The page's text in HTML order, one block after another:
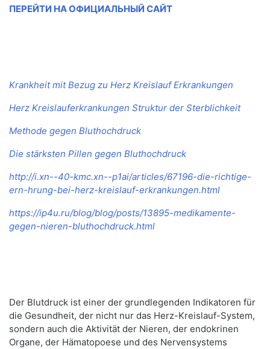
ПЕРЕЙТИ НА ОФИЦИАЛЬНЫЙ САЙТ
Krankheit mit Bezug zu Herz Kreislauf Erkrankungen
Herz Kreislauferkrankungen Struktur der Sterblichkeit
Methode gegen Bluthochdruck
Die stärksten Pillen gegen Bluthochdruck
http://i.xn--40-kmc.xn--p1ai/articles/67196-die-richtige-
ern-hrung-bei-herz-kreislauf-erkrankungen.html
https://ip4u.ru/blog/blog/posts/13895-medikamente-
gegen-nieren-bluthochdruck.html
Der Blutdruck ist einer der grundlegenden Indikatoren für
die Gesundheit, der nicht nur das Herz-Kreislauf-System,
sondern auch die Aktivität der Nieren, der endokrinen
Organe, der Hämatopoese und des Nervensystems